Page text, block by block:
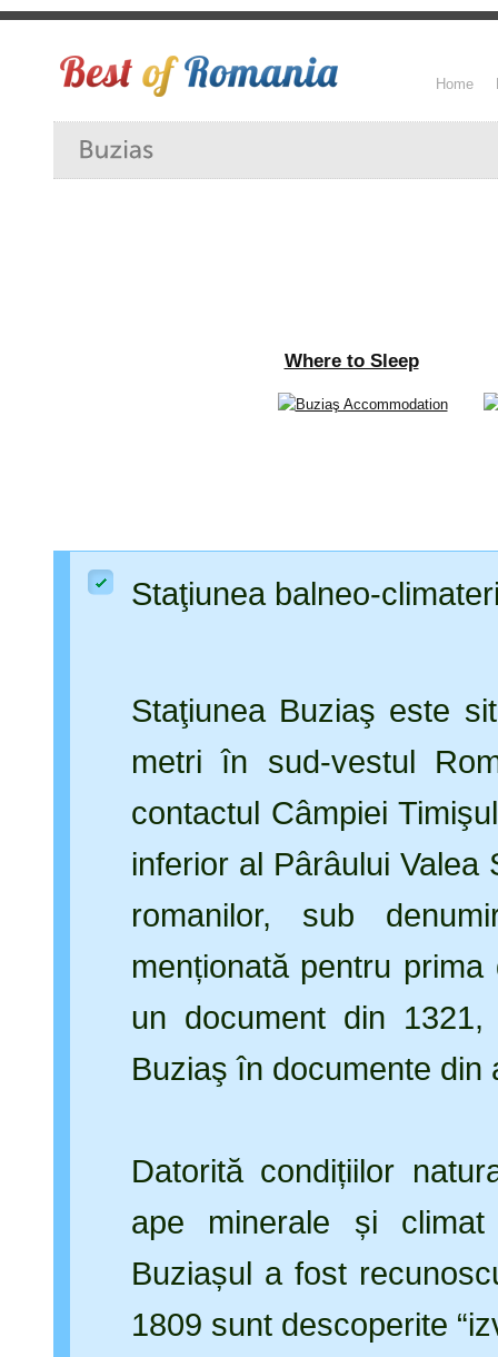
Home
Where to Sleep
Staţiunea balneo-
Staţiunea Buziaş este
metri în sud-vestul
contactul Câmpiei
inferior al Pârâului
romanilor, sub
menționată pentru
un document din
Buziaş în documente din
Datorită condițiilor
ape minerale și climat
Buziașul a fost
1809 sunt descoperite